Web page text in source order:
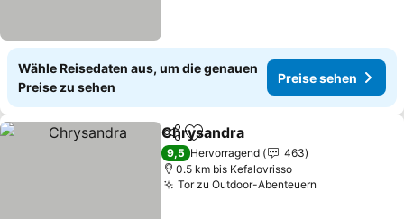
Wähle Reisedaten aus, um die genauen
Preise zu sehen
Preise sehen
TeilenZu Favoriten hinzufügen
Chrysandra
9,5 Hervorragend
463
0.5 km bis Kefalovrisso
Tor zu Outdoor-Abenteuern